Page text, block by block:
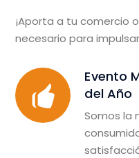
¡Aporta a tu comercio
necesario para
Evento
del Año
Somos la